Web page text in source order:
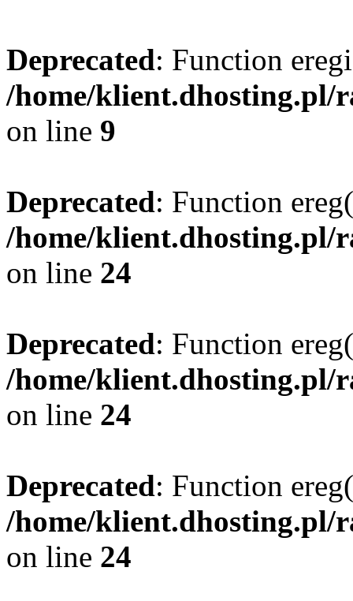
Deprecated: Function
/home/klient.dhosting.pl/
on line 9
Deprecated: Function
/home/klient.dhosting.pl/
on line 24
Deprecated: Function
/home/klient.dhosting.pl/
on line 24
Deprecated: Function
/home/klient.dhosting.pl/
on line 24